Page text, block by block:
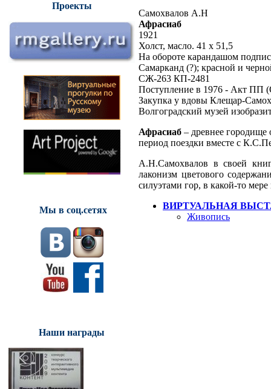
Проекты
Мы в соц.сетях
Наши награды
Самохвалов А.Н
Афрасиаб
1921
Холст, масло. 41 х 51,5
На обороте карандашом
Самарканд (?); красной и
СЖ-263 КП-2481
Поступление в 1976 - Акт ПП
Закупка у вдовы Клещар-
Волгоградский музей
Афрасиаб – древнее городище
период поездки вместе с
А.Н.Самохвалов в своей
лаконизм цветового
силуэтами гор, в какой-то
ВИРТУАЛЬНАЯ
Живопись